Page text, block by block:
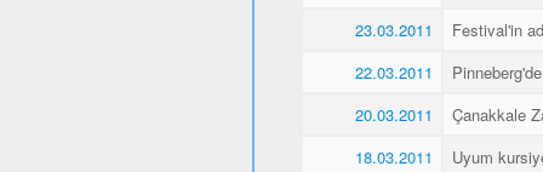
23.03.2011
Festival'in
22.03.2011
20.03.2011
Çanakkale
18.03.2011
Uyum